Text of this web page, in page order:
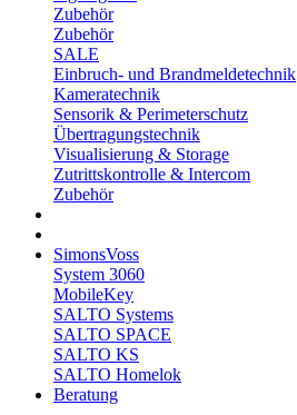
Zubehör
Zubehör
SALE
Einbruch- und Brandmeldetechnik
Kameratechnik
Sensorik & Perimeterschutz
Übertragungstechnik
Visualisierung & Storage
Zutrittskontrolle & Intercom
Zubehör
SimonsVoss
System 3060
MobileKey
SALTO Systems
SALTO SPACE
SALTO KS
SALTO Homelok
Beratung